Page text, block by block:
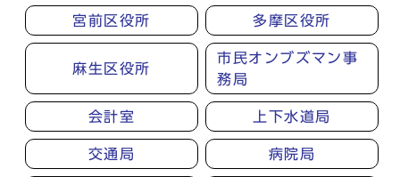
宮前区役所 多摩区役所
麻生区役所
市民オンブズマン事
務局
会計室 上下水道局
交通局 病院局